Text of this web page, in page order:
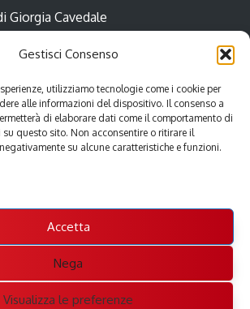
Gestisci Consenso
utilizziamo tecnologie come i cookie per
alle informazioni del dispositivo. Il consenso a
di elaborare dati come il comportamento di
questo sito. Non acconsentire o ritirare il
su alcune caratteristiche e funzioni.
Accetta
Nega
Visualizza le preferenze
Giorgia Cavedale
Cividale 23/a
Palmanova
0432 990 517
388 7759000